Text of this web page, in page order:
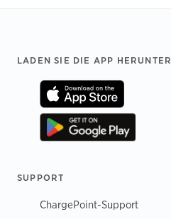
Footer
LADEN SIE DIE APP HERUNTER
SUPPORT
ChargePoint-Support